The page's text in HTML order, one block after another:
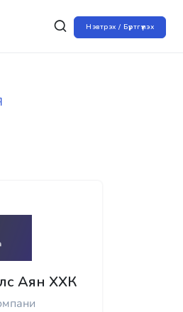
Нэвтрэх / Бүртгүүлэх
Аян ХХК